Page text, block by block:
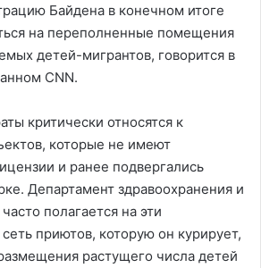
Байдена в конечном итоге
на переполненные помещения
детей-мигрантов, говорится в
CNN.
критически относятся к
которые не имеют
и ранее подвергались
Департамент здравоохранения и
полагается на эти
приютов, которую он курирует,
растущего числа детей